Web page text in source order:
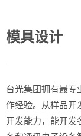
模具设计
台光集团拥有最专
作经验。从样品开
开发能力，能开发